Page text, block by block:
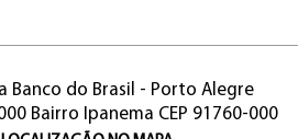
Banco do Brasil - Porto Alegre
Bairro Ipanema CEP 91760-000